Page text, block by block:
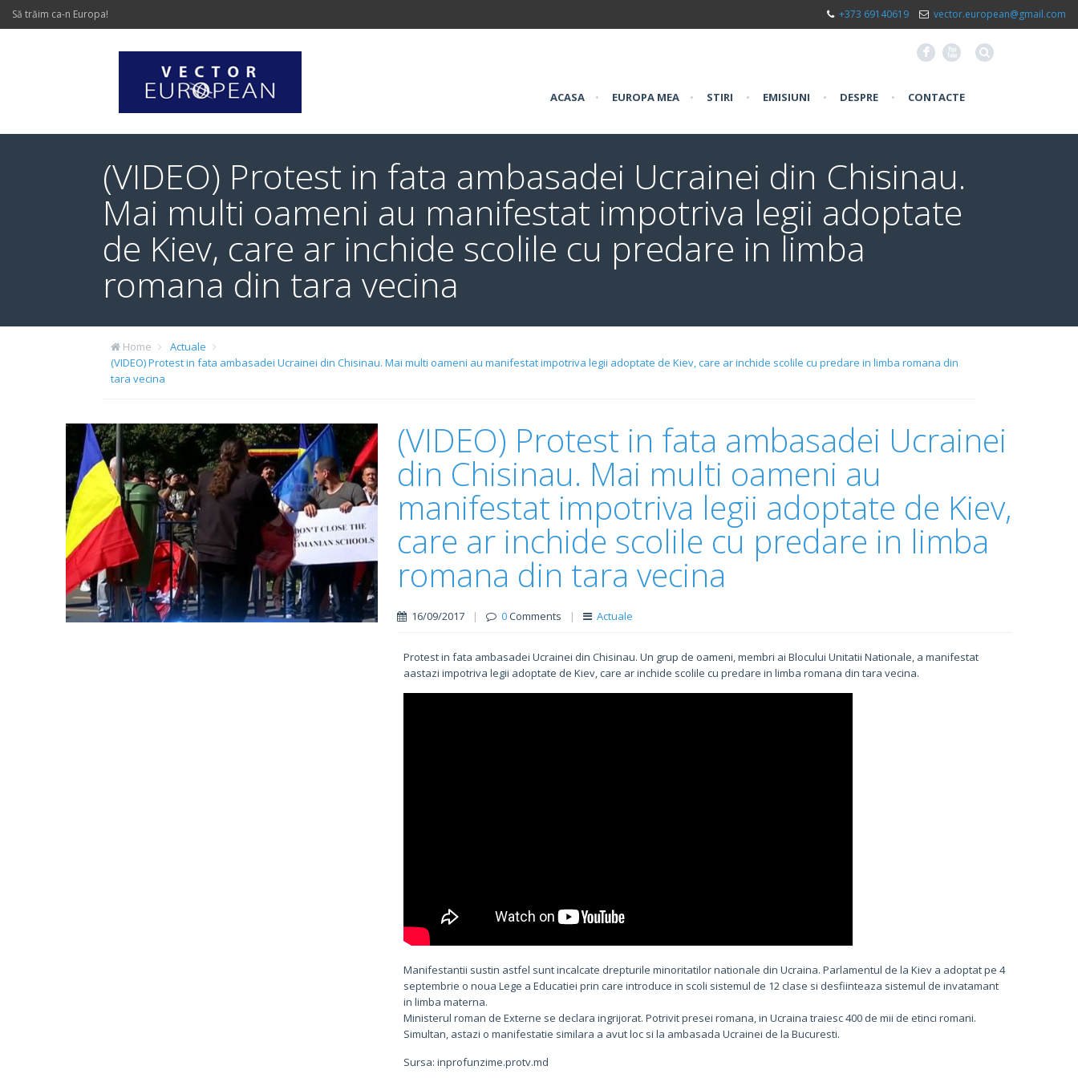
Să trăim ca-n Europa! +373 69140619 vector.european@gmail.com
F X
ACASA • EUROPA MEA • STIRI • EMISIUNI • DESPRE • CONTACTE
(VIDEO) Protest in fata ambasadei Ucrainei din Chisinau.
Mai multi oameni au manifestat impotriva legii adoptate
de Kiev, care ar inchide scolile cu predare in limba
romana din tara vecina
Home
Actuale
(VIDEO) Protest in fata ambasadei Ucrainei din Chisinau. Mai multi oameni au manifestat impotriva legii adoptate de Kiev, care ar inchide scolile cu predare in limba romana din
tara vecina
(VIDEO) Protest in fata ambasadei Ucrainei
din Chisinau. Mai multi oameni au
manifestat impotriva legii adoptate de Kiev,
care ar inchide scolile cu predare in limba
romana din tara vecina
16/09/2017 | 0Comments | Actuale
Protest in fata ambasadei Ucrainei din Chisinau. Un grup de oameni, membri ai Blocului Unitatii Nationale, a manifestat
aastazi impotriva legii adoptate de Kiev, care ar inchide scolile cu predare in limba romana din tara vecina.
Manifestantii sustin astfel sunt incalcate drepturile minoritatilor nationale din Ucraina. Parlamentul de la Kiev a adoptat pe 4
septembrie o noua Lege a Educatiei prin care introduce in scoli sistemul de 12 clase si desfiinteaza sistemul de invatamant
in limba materna.
Ministerul roman de Externe se declara ingrijorat. Potrivit presei romana, in Ucraina traiesc 400 de mii de etinci romani.
Simultan, astazi o manifestatie similara a avut loc si la ambasada Ucrainei de la Bucuresti.
Sursa: inprofunzime.protv.md